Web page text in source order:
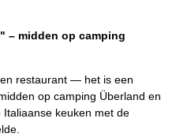
– midden op camping
restaurant — het is een
op camping Überland en
keuken met de